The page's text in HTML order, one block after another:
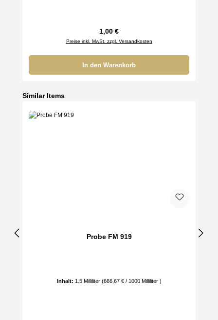
Regulärer Preis:
1,00 €
Preise inkl. MwSt. zzgl. Versandkosten
In den Warenkorb
Produktgalerie überspringen
Similar Items
Probe FM 919
Inhalt: 1.5 Milliliter (666,67 € / 1000 Milliliter )